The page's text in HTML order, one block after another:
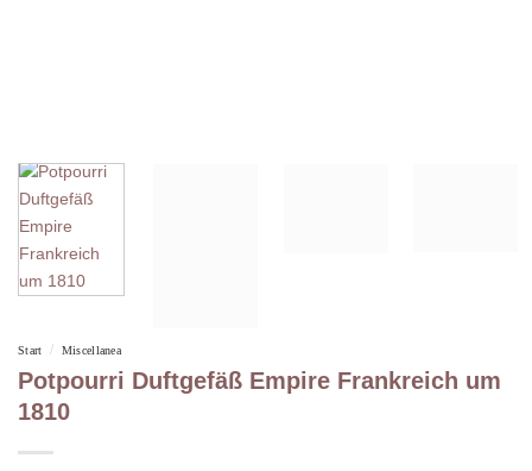
Start / Miscellanea
Potpourri Duftgefäß Empire Frankreich um
1810